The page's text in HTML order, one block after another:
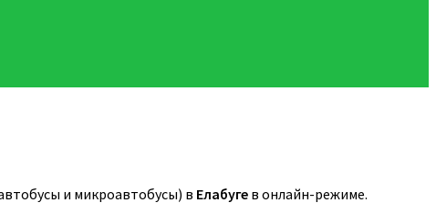
и микроавтобусы) в Елабуге в онлайн-режиме.